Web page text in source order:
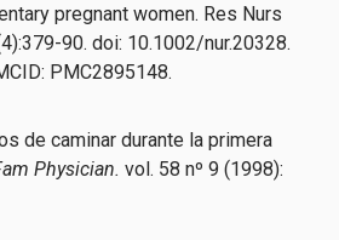
pregnant women. Res Nurs
90. doi: 10.1002/nur.20328.
PMC2895148.
de caminar durante la primera
Physician. vol. 58 nº 9 (1998):